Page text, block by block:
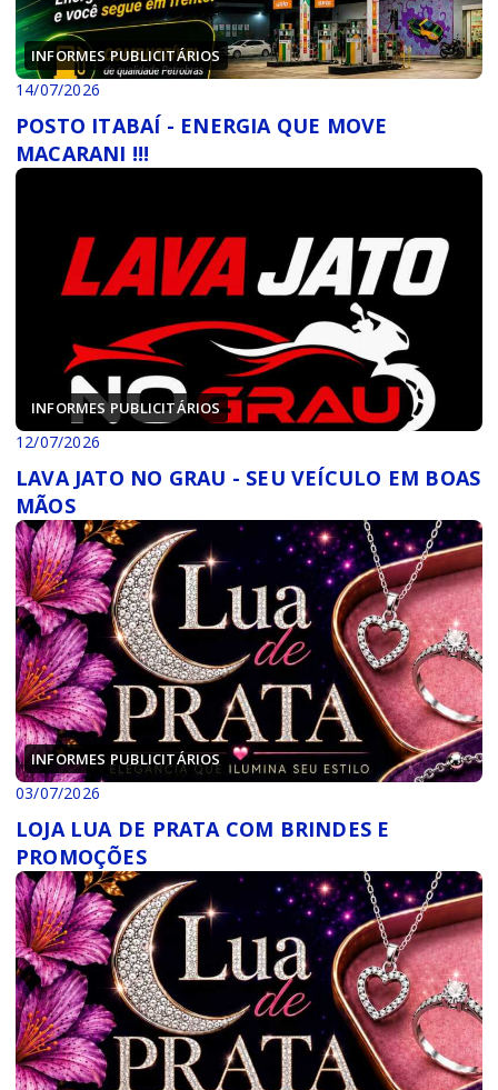
INFORMES PUBLICITÁRIOS
14/07/2026
POSTO ITABAÍ - ENERGIA QUE MOVE
MACARANI !!!
INFORMES PUBLICITÁRIOS
12/07/2026
LAVA JATO NO GRAU - SEU VEÍCULO EM BOAS
MÃOS
INFORMES PUBLICITÁRIOS
03/07/2026
LOJA LUA DE PRATA COM BRINDES E
PROMOÇÕES